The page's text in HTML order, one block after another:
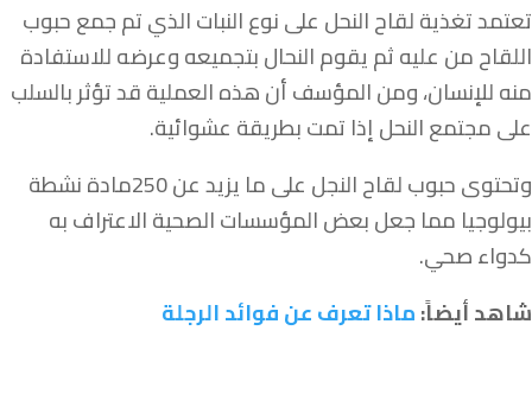
تعتمد تغذية لقاح النحل على نوع النبات الذي تم جمع حبوب
اللقاح من عليه ثم يقوم النحال بتجميعه وعرضه للاستفادة
منه للإنسان، ومن المؤسف أن هذه العملية قد تؤثر بالسلب
على مجتمع النحل إذا تمت بطريقة عشوائية.
وتحتوى حبوب لقاح النجل على ما يزيد عن 250مادة نشطة
بيولوجيا مما جعل بعض المؤسسات الصحية الاعتراف به
كدواء صحي.
شاهد أيضاً:ماذا تعرف عن فوائد الرجلة